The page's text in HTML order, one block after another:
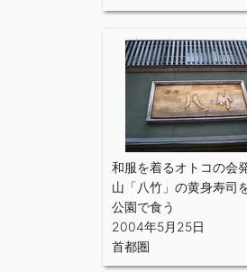
和服を着るオトコの
山「八竹」の黄身寿司
公園で食う
2004年5月25日
首都圏